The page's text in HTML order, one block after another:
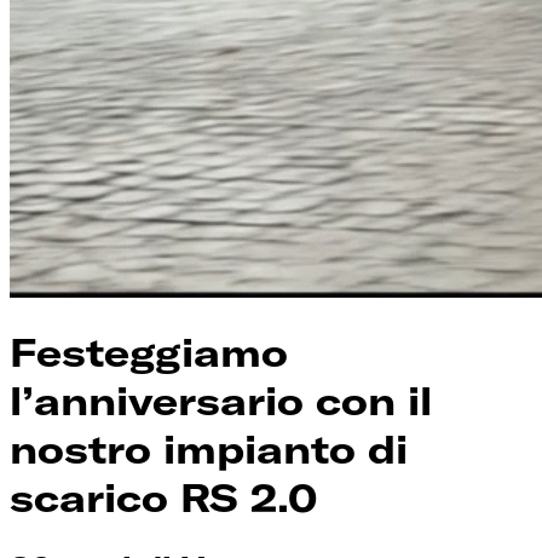
Festeggiamo
l’anniversario con il
nostro impianto di
scarico RS 2.0